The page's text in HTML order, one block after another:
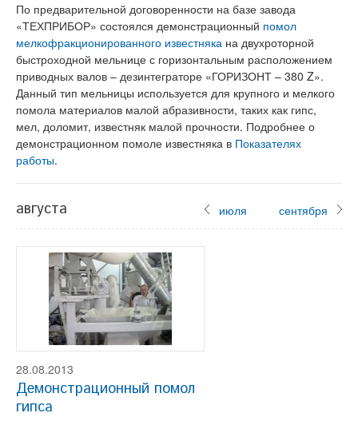
По предварительной договоренности на базе завода
«ТЕХПРИБОР» состоялся демонстрационный помол
мелкофракционированного известняка на двухроторной
быстроходной мельнице с горизонтальным расположением
приводных валов – дезинтеграторе «ГОРИЗОНТ – 380 Z».
Данный тип мельницы используется для крупного и мелкого
помола материалов малой абразивности, таких как гипс,
мел, доломит, известняк малой прочности. Подробнее о
демонстрационном помоле известняка в Показателях
работы.
июля сентября
августа
28.08.2013
Демонстрационный помол
гипса